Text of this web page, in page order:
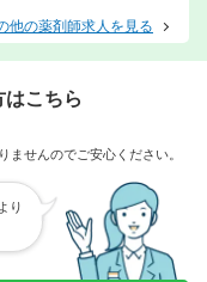
他の薬剤師求人を見る
はこちら
せんのでご安心ください。
り